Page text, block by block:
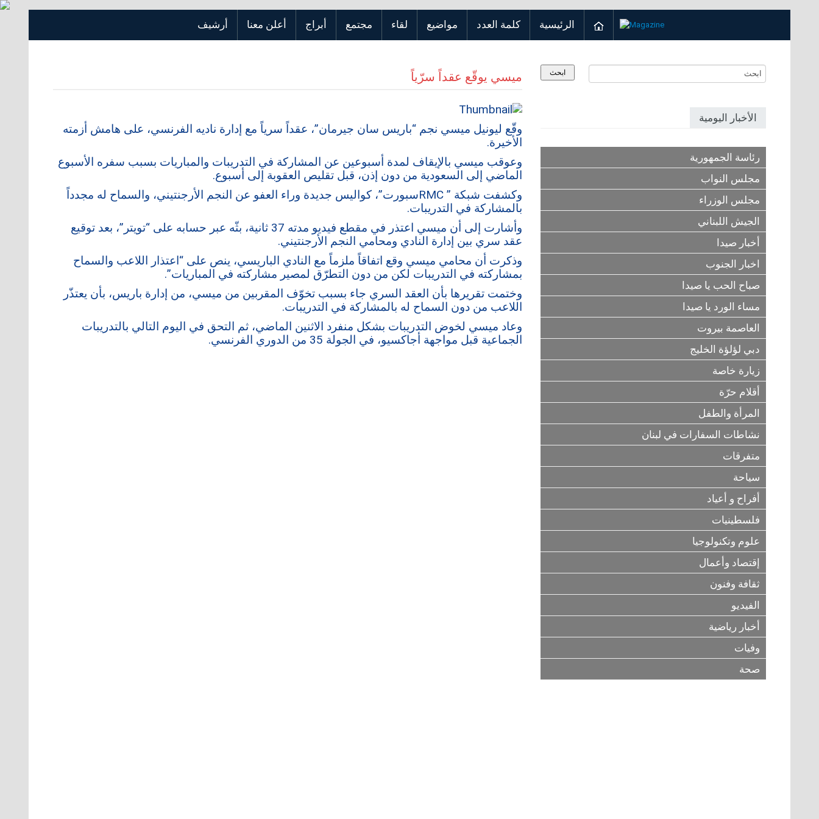
الرئيسية كلمة العدد مواضيع لقاء مجتمع أبراج أعلن معنا أرشيف
ميسي يوقّع عقداً سرّياً
وقّع ليونيل ميسي نجم “باريس سان جيرمان”، عقداً سرياً مع إدارة ناديه الفرنسي، على هامش أزمته
الأخيرة.
وعوقب ميسي بالإيقاف لمدة أسبوعين عن المشاركة في التدريبات والمباريات بسبب سفره الأسبوع
الماضي إلى السعودية من دون إذن، قبل تقليص العقوبة إلى أسبوع.
وكشفت شبكة ” RMCسبورت”، كواليس جديدة وراء العفو عن النجم الأرجنتيني، والسماح له مجدداً
بالمشاركة في التدريبات.
وأشارت إلى أن ميسي اعتذر في مقطع فيديو مدته 37 ثانية، بثّه عبر حسابه على “تويتر”، بعد توقيع
عقد سري بين إدارة النادي ومحامي النجم الأرجنتيني.
وذكرت أن محامي ميسي وقع اتفاقاً ملزماً مع النادي الباريسي، ينص على “اعتذار اللاعب والسماح
بمشاركته في التدريبات لكن من دون التطرّق لمصير مشاركته في المباريات”.
وختمت تقريرها بأن العقد السري جاء بسبب تخوّف المقربين من ميسي، من إدارة باريس، بأن يعتذّر
اللاعب من دون السماح له بالمشاركة في التدريبات.
وعاد ميسي لخوض التدريبات بشكل منفرد الاثنين الماضي، ثم التحق في اليوم التالي بالتدريبات
الجماعية قبل مواجهة أجاكسيو، في الجولة 35 من الدوري الفرنسي.
الأخبار اليومية
رئاسة الجمهورية
مجلس النواب
مجلس الوزراء
الجيش اللبناني
أخبار صيدا
اخبار الجنوب
صباح الحب يا صيدا
مساء الورد يا صيدا
العاصمة بيروت
دبي لؤلؤة الخليج
زيارة خاصة
أقلام حرّة
المرأة والطفل
نشاطات السفارات في لبنان
متفرقات
سياحة
أفراح و أعياد
فلسطينيات
علوم وتكنولوجيا
إقتصاد وأعمال
ثقافة وفنون
الفيديو
أخبار رياضية
وفيات
صحة